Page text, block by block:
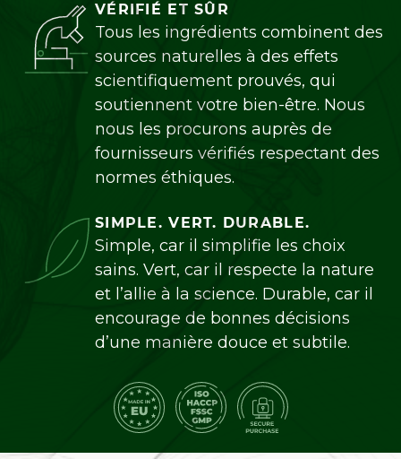
VÉRIFIÉ ET SÛR
Tous les ingrédients combinent des
sources naturelles à des effets
scientifiquement prouvés, qui
soutiennent votre bien-être. Nous
nous les procurons auprès de
fournisseurs vérifiés respectant des
normes éthiques.
SIMPLE. VERT. DURABLE.
Simple, car il simplifie les choix
sains. Vert, car il respecte la nature
et l’allie à la science. Durable, car il
encourage de bonnes décisions
d’une manière douce et subtile.